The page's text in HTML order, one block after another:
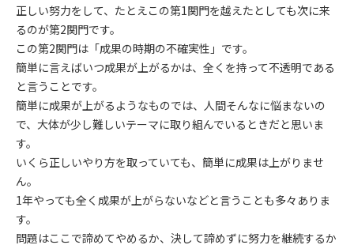
正しい努力をして、たとえこの第1関門を越えたとしても次に来
るのが第2関門です。
この第2関門は「成果の時期の不確実性」です。
簡単に言えばいつ成果が上がるかは、全くを持って不透明である
と言うことです。
簡単に成果が上がるようなものでは、人間そんなに悩まないの
で、大体が少し難しいテーマに取り組んでいるときだと思いま
す。
いくら正しいやり方を取っていても、簡単に成果は上がりませ
ん。
1年やっても全く成果が上がらないなどと言うことも多々ありま
す。
問題はここで諦めてやめるか、決して諦めずに努力を継続するか